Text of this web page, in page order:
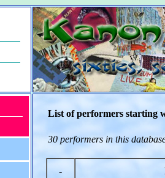
List of performers starting
30 performers in this
-